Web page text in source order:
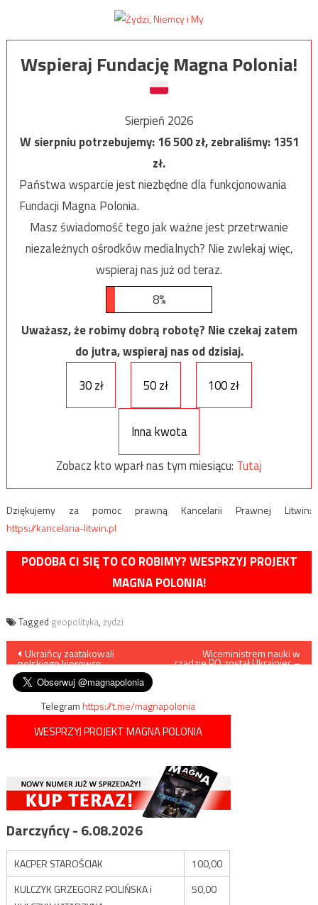
Wspieraj Fundację Magna Polonia!
Sierpień 2026
W sierpniu potrzebujemy:16 500zł, zebraliśmy:1351
zł.
Państwa wsparcie jest niezbędne dla funkcjonowania
Fundacji Magna Polonia.
Masz świadomość tego jak ważne jest przetrwanie
niezależnych ośrodków medialnych? Nie zwlekaj więc,
wspieraj nas już od teraz.
8%
Uważasz, że robimy dobrą robotę? Nie czekaj zatem
do jutra, wspieraj nas od dzisiaj.
30 zł
50 zł 100 zł
Inna kwota
Zobacz kto wparł nas tym miesiącu: Tutaj
Dziękujemy za pomoc prawną Kancelarii Prawnej Litwin:
https://kancelaria-litwin.pl
PODOBA CI SIĘ TO CO ROBIMY? WESPRZYJ PROJEKT
MAGNA POLONIA!
Tagged geopolityka, żydzi
Nawigacja
wpisu
Ukraińcy zaatakowali
polskiego kierowcę
Wiceministrem nauki w
rządzie PO został Ukrainiec –
Telegramhttps://t.me/magnapolonia
WESPRZYJ PROJEKT MAGNA POLONIA
Darczyńcy - 6.08.2026
KACPER STAROŚCIAK
100,00
KULCZYK GRZEGORZ POLIŃSKA i
50,00